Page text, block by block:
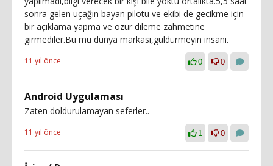
sonra gelen uçağın bayan pilotu ve ekibi de gecikme için
bir açıklama yapma ve özür dileme zahmetine
girmediler.Bu mu dünya markası,güldürmeyin insanı.
11 yıl önce 0 0
Android Uygulaması
Zaten doldurulamayan seferler..
11 yıl önce 1 0